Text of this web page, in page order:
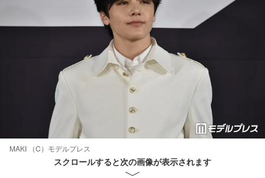
MAKI （C）モデルプレス
スクロールすると次の画像が表示されます